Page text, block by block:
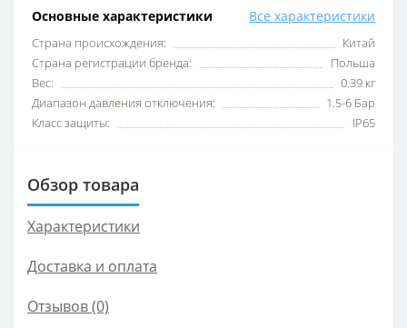
Основные характеристики Все характеристики
Cтрана происхождения:
Китай
Cтрана регистрации бренда:
Польша
Вес:
0.39 кг
Диапазон давления отключения:
1.5-6 Бар
Класс защиты:
IP65
Обзор товара
Характеристики
Доставка и оплата
Отзывов (0)